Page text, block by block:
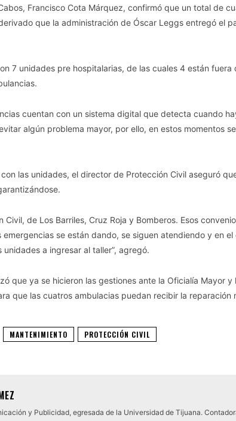
Francisco Cota Márquez, confirmó que un total de
que la administración de Óscar Leggs entregó el
7 unidades pre hospitalarias, de las cuales 4 están fuera
cuentan con un sistema digital que detecta cuando
algún problema mayor, por ello, en estos momentos
las unidades, el director de Protección Civil aseguró
Civil, de Los Barriles, Cruz Roja y Bomberos. Esos
se están dando, se siguen atendiendo y en el
a ingresar al taller”, agregó.
que ya se hicieron las gestiones ante la Oficialía Mayor y
que las cuatros ambulacias puedan recibir la reparación
MANTENIMIENTO PROTECCIÓN CIVIL
y Publicidad, egresada de la Universidad de Tijuana.